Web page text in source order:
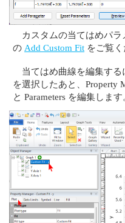
カスタムの当てはめパ
の Add Custom Fit をご覧く
当てはめ曲線を編集する
を選択したあと、Property
と Parameters を編集します